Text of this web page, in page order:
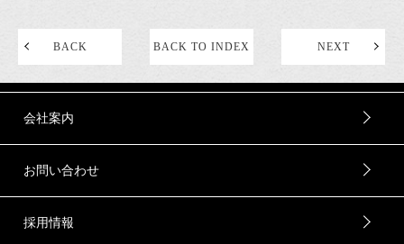
BACK BACK TO INDEX NEXT
会社案内
お問い合わせ
採用情報